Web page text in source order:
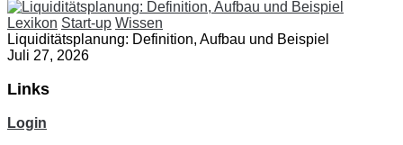
Lexikon Start-up Wissen
Liquiditätsplanung: Definition, Aufbau und Beispiel
Juli 27, 2026
Links
Login